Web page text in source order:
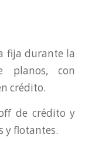
fija durante la
planos, con
crédito.
de crédito y
y flotantes.